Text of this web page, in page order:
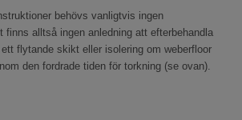
behövs vanligtvis ingen
finns alltså ingen anledning att efterbehandla
flytande skikt eller isolering om weberfloor
den fordrade tiden för torkning (se ovan).